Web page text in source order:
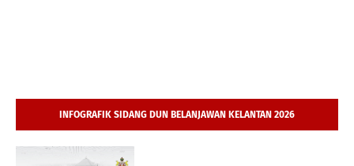
INFOGRAFIK SIDANG DUN BELANJAWAN KELANTAN 2026